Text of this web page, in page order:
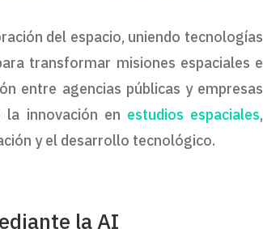
del espacio, uniendo tecnologías
transformar misiones espaciales e
entre agencias públicas y empresas
innovación en estudios espaciales,
y el desarrollo tecnológico.
la AI